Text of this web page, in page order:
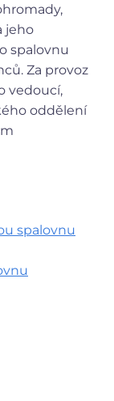
jeho
spalovnu
Za provoz
vedoucí,
oddělení
spalovnu